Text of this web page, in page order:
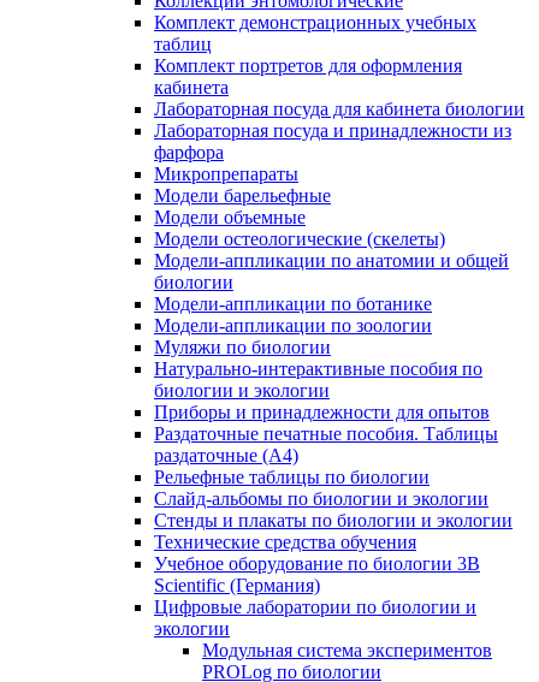
Комплект демонстрационных учебных
таблиц
Комплект портретов для оформления
кабинета
Лабораторная посуда для кабинета биологии
Лабораторная посуда и принадлежности из
фарфора
Микропрепараты
Модели барельефные
Модели объемные
Модели остеологические (скелеты)
Модели-аппликации по анатомии и общей
биологии
Модели-аппликации по ботанике
Модели-аппликации по зоологии
Муляжи по биологии
Натурально-интерактивные пособия по
биологии и экологии
Приборы и принадлежности для опытов
Раздаточные печатные пособия. Таблицы
раздаточные (А4)
Рельефные таблицы по биологии
Слайд-альбомы по биологии и экологии
Стенды и плакаты по биологии и экологии
Технические средства обучения
Учебное оборудование по биологии 3B
Scientific (Германия)
Цифровые лаборатории по биологии и
экологии
Модульная система экспериментов
PROLog по биологии